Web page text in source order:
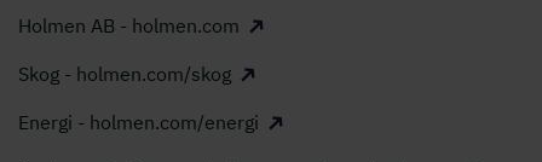
Holmen AB - holmen.com
Skog - holmen.com/skog
Energi - holmen.com/energi